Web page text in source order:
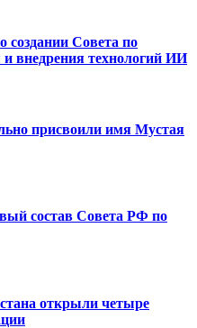
создании Совета по
внедрения технологий ИИ
присвоили имя Мустая
состав Совета РФ по
открыли четыре